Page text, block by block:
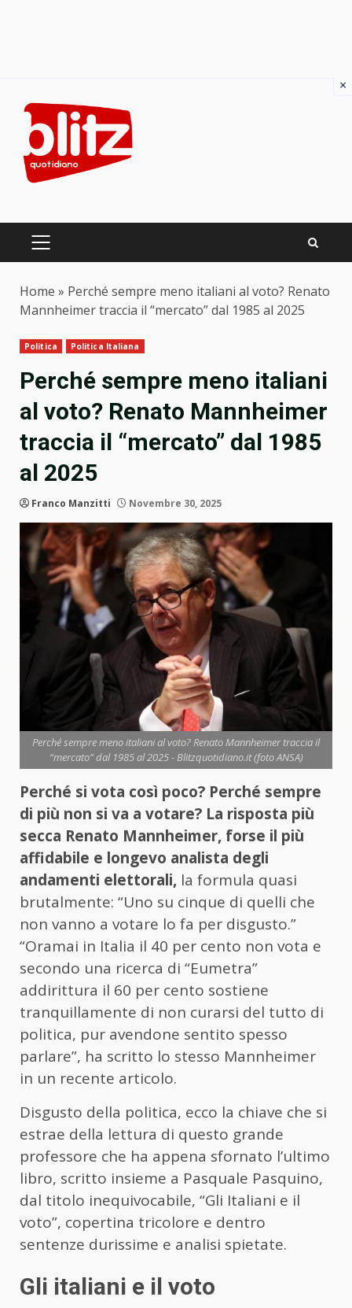
content
PRIMARY
Home » Perché sempre meno italiani al voto? Renato
Mannheimer traccia il “mercato” dal 1985 al 2025
Politica Politica Italiana
Perché sempre meno italiani
al voto? Renato Mannheimer
traccia il “mercato” dal 1985
al 2025
Franco Manzitti Novembre 30, 2025
Perché sempre meno italiani al voto? Renato Mannheimer traccia il
“mercato” dal 1985 al 2025 - Blitzquotidiano.it (foto ANSA)
Perché si vota così poco? Perché sempre
di più non si va a votare? La risposta più
secca Renato Mannheimer, forse il più
affidabile e longevo analista degli
andamenti elettorali, la formula quasi
brutalmente: “Uno su cinque di quelli che
non vanno a votare lo fa per disgusto.”
“Oramai in Italia il 40 per cento non vota e
secondo una ricerca di “Eumetra”
addirittura il 60 per cento sostiene
tranquillamente di non curarsi del tutto di
politica, pur avendone sentito spesso
parlare”, ha scritto lo stesso Mannheimer
in un recente articolo.
Disgusto della politica, ecco la chiave che si
estrae della lettura di questo grande
professore che ha appena sfornato l’ultimo
libro, scritto insieme a Pasquale Pasquino,
dal titolo inequivocabile, “Gli Italiani e il
voto”, copertina tricolore e dentro
sentenze durissime e analisi spietate.
Gli italiani e il voto
×